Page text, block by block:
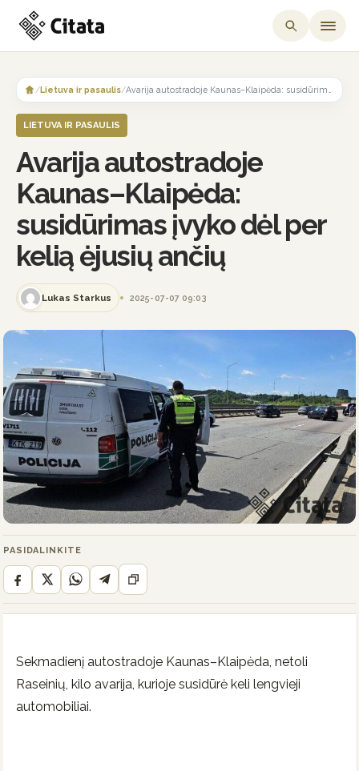
content
/Lietuva ir pasaulis/
LIETUVA IR PASAULIS
Avarija autostradoje
Kaunas–Klaipėda:
susidūrimas įvyko dėl per
kelią ėjusių ančių
Lukas Starkus 2025-07-07 09:03
PASIDALINKITE
Sekmadienį autostradoje Kaunas–Klaipėda, netoli
Raseinių, kilo avarija, kurioje susidūrė keli lengvieji
automobiliai.